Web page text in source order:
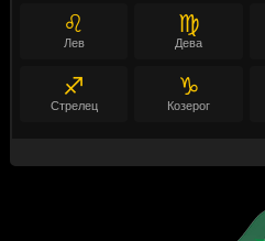
♌
Лев
♍
Дева
♐
Стрелец
♑
Козерог